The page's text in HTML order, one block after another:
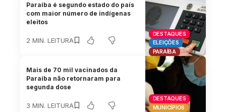
DESTAQUES
ELEIÇÕES
PARAÍBA
Paraíba é segundo estado do país
com maior número de indígenas
eleitos
2 MIN. LEITURA
DESTAQUES
MUNICÍPIOS
Mais de 70 mil vacinados da
Paraíba não retornaram para
segunda dose
3 MIN. LEITURA